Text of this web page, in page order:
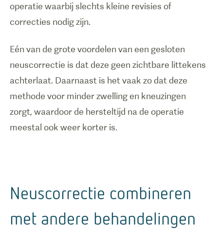
operatie waarbij slechts kleine revisies of
correcties nodig zijn.
Eén van de grote voordelen van een gesloten
neuscorrectie is dat deze geen zichtbare littekens
achterlaat. Daarnaast is het vaak zo dat deze
methode voor minder zwelling en kneuzingen
zorgt, waardoor de hersteltijd na de operatie
meestal ook weer korter is.
Neuscorrectie combineren
met andere behandelingen